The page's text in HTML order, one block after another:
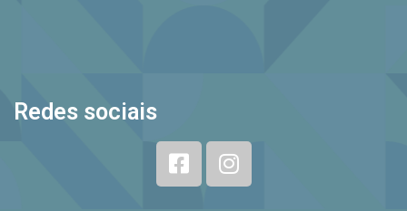
Redes sociais